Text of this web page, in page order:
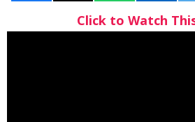
Click to Watch